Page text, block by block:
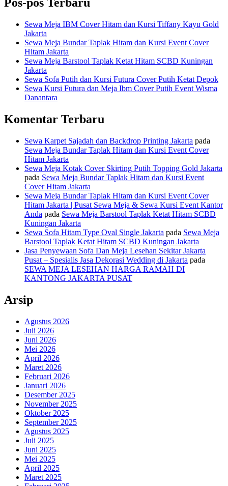
Sewa Meja IBM Cover Hitam dan Kursi Tiffany Kayu Gold
Jakarta
Sewa Meja Bundar Taplak Hitam dan Kursi Event Cover
Hitam Jakarta
Sewa Meja Barstool Taplak Ketat Hitam SCBD Kuningan
Jakarta
Sewa Sofa Putih dan Kursi Futura Cover Putih Ketat Depok
Sewa Kursi Futura dan Meja Ibm Cover Putih Event Wisma
Danantara
Komentar Terbaru
Sewa Karpet Sajadah dan Backdrop Printing Jakarta pada
Sewa Meja Bundar Taplak Hitam dan Kursi Event Cover
Hitam Jakarta
Sewa Meja Kotak Cover Skirting Putih Topping Gold Jakarta
pada Sewa Meja Bundar Taplak Hitam dan Kursi Event
Cover Hitam Jakarta
Sewa Meja Bundar Taplak Hitam dan Kursi Event Cover
Hitam Jakarta | Pusat Sewa Meja & Sewa Kursi Event Kantor
Anda pada Sewa Meja Barstool Taplak Ketat Hitam SCBD
Kuningan Jakarta
Sewa Sofa Hitam Type Oval Single Jakarta pada Sewa Meja
Barstool Taplak Ketat Hitam SCBD Kuningan Jakarta
Jasa Penyewaan Sofa Dan Meja Lesehan Sekitar Jakarta
Pusat – Spesialis Jasa Dekorasi Wedding di Jakarta pada
SEWA MEJA LESEHAN HARGA RAMAH DI
KANTONG JAKARTA PUSAT
Arsip
Agustus 2026
Juli 2026
Juni 2026
Mei 2026
April 2026
Maret 2026
Februari 2026
Januari 2026
Desember 2025
November 2025
Oktober 2025
September 2025
Agustus 2025
Juli 2025
Juni 2025
Mei 2025
April 2025
Maret 2025